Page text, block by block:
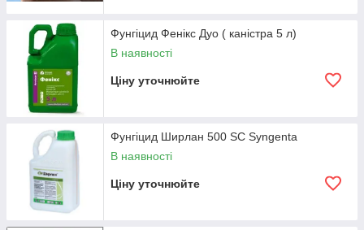
Фунгіцид Фенікс Дуо ( каністра 5 л)
В наявності
Ціну уточнюйте
Фунгіцид Ширлан 500 SC Syngenta
В наявності
Ціну уточнюйте